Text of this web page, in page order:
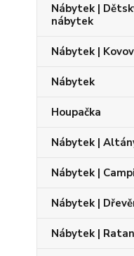
Nábytek |
nábytek
Nábytek |
Nábytek
Houpačka
Nábytek |
Nábytek |
Nábytek |
Nábytek |